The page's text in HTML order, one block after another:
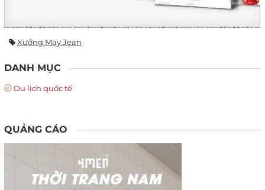
Xưởng May Jean
DANH MỤC
Du lịch quốc tế
QUẢNG CÁO